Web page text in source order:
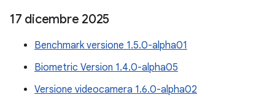
17 dicembre 2025
Benchmark versione 1.5.0-alpha01
Biometric Version 1.4.0-alpha05
Versione videocamera 1.6.0-alpha02